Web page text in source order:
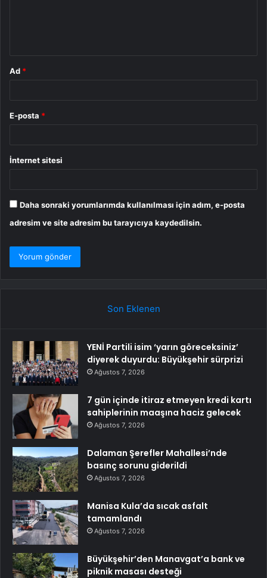
Ad *
E-posta *
İnternet sitesi
Daha sonraki yorumlarımda kullanılması için adım, e-posta
adresim ve site adresim bu tarayıcıya kaydedilsin.
Son Eklenen
YENİ Partili isim ‘yarın göreceksiniz’
diyerek duyurdu: Büyükşehir sürprizi
Ağustos 7, 2026
7 gün içinde itiraz etmeyen kredi kartı
sahiplerinin maaşına haciz gelecek
Ağustos 7, 2026
Dalaman Şerefler Mahallesi’nde
basınç sorunu giderildi
Ağustos 7, 2026
Manisa Kula’da sıcak asfalt
tamamlandı
Ağustos 7, 2026
Büyükşehir’den Manavgat’a bank ve
piknik masası desteği